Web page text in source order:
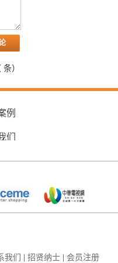
条）
例
们
我们 招贤纳士 会员注册